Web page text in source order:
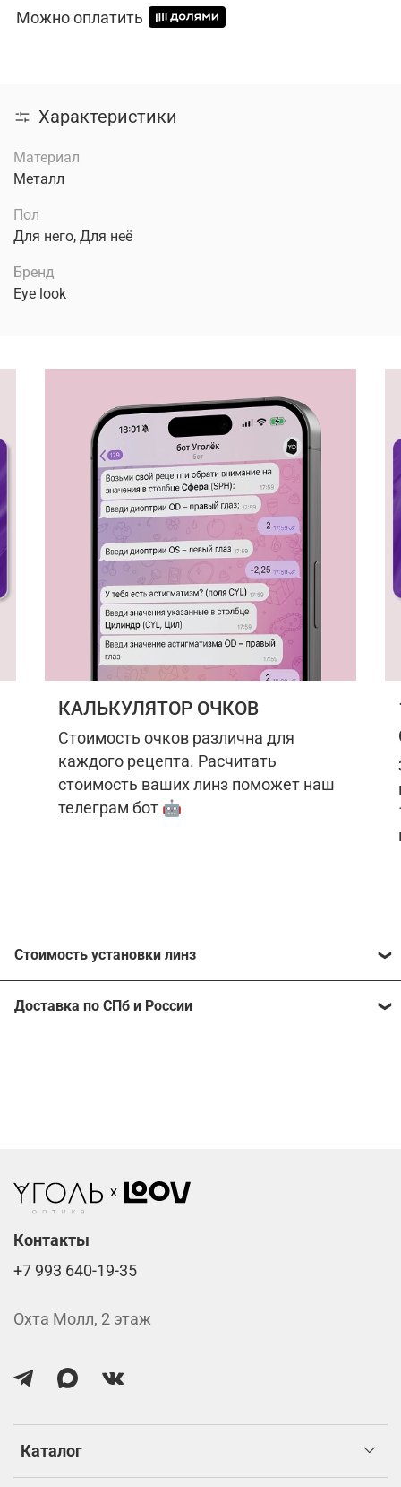
Можно оплатить
Характеристики
Материал
Металл
Пол
Для него, Для неё
Бренд
Eye look
КАЛЬКУЛЯТОР ОЧКОВ
Стоимость очков различна для
каждого рецепта. Расчитать
стоимость ваших линз поможет наш
телеграм бот 🤖
Стоимость установки линз
Расчитать стоимость ваших линз поможет
Стоимость указана за две линзы вместе с
изготовлением.
Доставка по СПб и России
Каталог
Контакты
+7 993 640-19-35
Охта Молл, 2 этаж